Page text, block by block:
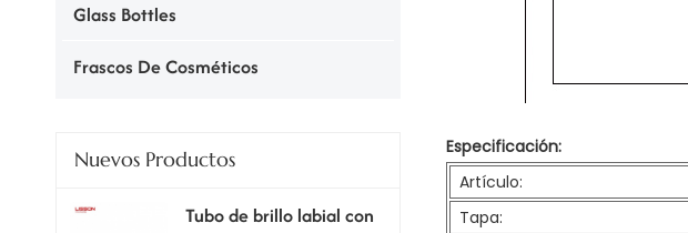
Glass Bottles
Frascos De Cosméticos
Nuevos Productos
Tubo de brillo labial con
Especificación:
Artículo:
Tapa: